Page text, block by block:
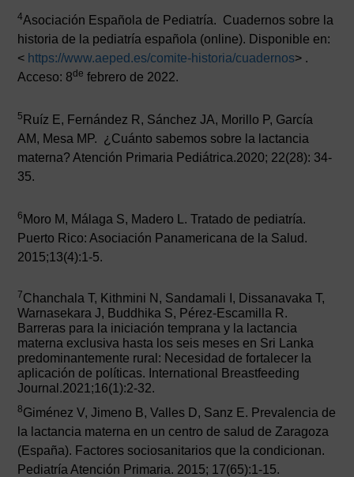
4Asociación Española de Pediatría. Cuadernos sobre la
historia de la pediatría española (online). Disponible en:
< https://www.aeped.es/comite-historia/cuadernos> .
Acceso: 8de febrero de 2022.
5 Ruíz E, Fernández R, Sánchez JA, Morillo P, García
AM, Mesa MP. ¿Cuánto sabemos sobre la lactancia
materna? Atención Primaria Pediátrica.2020; 22(28): 34-
35.
6 Moro M, Málaga S, Madero L. Tratado de pediatría.
Puerto Rico: Asociación Panamericana de la Salud.
2015;13(4):1-5.
7Chanchala T, Kithmini N, Sandamali I, Dissanavaka T,
Warnasekara J, Buddhika S, Pérez-Escamilla R.
Barreras para la iniciación temprana y la lactancia
materna exclusiva hasta los seis meses en Sri Lanka
predominantemente rural: Necesidad de fortalecer la
aplicación de políticas. International Breastfeeding
Journal.2021;16(1):2-32.
8Giménez V, Jimeno B, Valles D, Sanz E. Prevalencia de
la lactancia materna en un centro de salud de Zaragoza
(España). Factores sociosanitarios que la condicionan.
Pediatría Atención Primaria. 2015; 17(65):1-15.